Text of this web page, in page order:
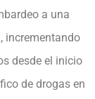
a una
incrementando
desde el inicio
de drogas en